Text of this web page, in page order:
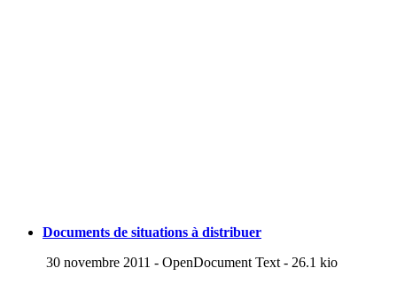
Documents de situations à distribuer
30 novembre 2011 - OpenDocument Text - 26.1 kio